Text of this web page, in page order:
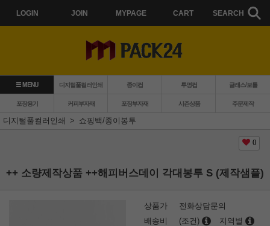
LOGIN JOIN MYPAGE CART SEARCH
MENU 디지털풀컬러인쇄 종이컵 투명컵 글래스/보틀
포장용기 커피부자재 포장부자재 시즌상품
주문제작
디지털풀컬러인쇄
쇼핑백/종이봉투
0
++ 소량제작상품 ++해피버스데이 각대봉투 S (제작샘플)
상품가
전화상담문의
배송비
(조건) 지역별